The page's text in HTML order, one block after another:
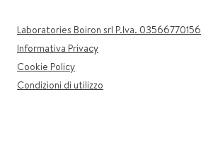
Laboratories Boiron srl P.Iva. 03566770156
Informativa Privacy
Cookie Policy
Condizioni di utilizzo